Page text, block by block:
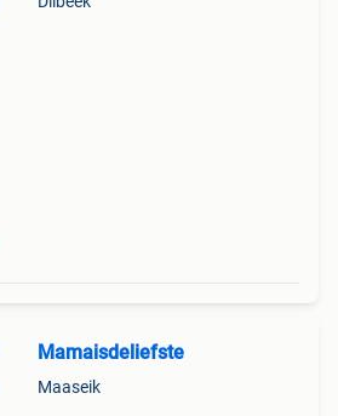
Mamaisdeliefste
Maaseik